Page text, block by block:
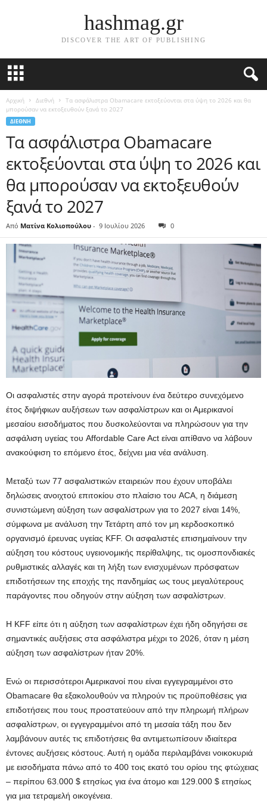
hashmag.gr
DISCOVER THE ART OF PUBLISHING
Αρχική Διεθνή
Τα ασφάλιστρα Obamacare εκτοξεύονται στα ύψη το 2026 και θα
μπορούσαν να εκτοξευθούν ξανά το 2027
ΔΙΕΘΝΉ
Τα ασφάλιστρα Obamacare
εκτοξεύονται στα ύψη το 2026 και
θα μπορούσαν να εκτοξευθούν
ξανά το 2027
Από Ματίνα Κολιοπούλου - 9 Ιουλίου 2026 0
Οι ασφαλιστές στην αγορά προτείνουν ένα δεύτερο συνεχόμενο
έτος διψήφιων αυξήσεων των ασφαλίστρων και οι Αμερικανοί
μεσαίου εισοδήματος που δυσκολεύονται να πληρώσουν για την
ασφάλιση υγείας του Affordable Care Act είναι απίθανο να λάβουν
ανακούφιση το επόμενο έτος, δείχνει μια νέα ανάλυση.
Μεταξύ των 77 ασφαλιστικών εταιρειών που έχουν υποβάλει
δηλώσεις ανοιχτού επιτοκίου στο πλαίσιο του ACA, η διάμεση
συνιστώμενη αύξηση των ασφαλίστρων για το 2027 είναι 14%,
σύμφωνα με ανάλυση την Τετάρτη από τον μη κερδοσκοπικό
οργανισμό έρευνας υγείας KFF. Οι ασφαλιστές επισημαίνουν την
αύξηση του κόστους υγειονομικής περίθαλψης, τις ομοσπονδιακές
ρυθμιστικές αλλαγές και τη λήξη των ενισχυμένων πρόσφατων
επιδοτήσεων της εποχής της πανδημίας ως τους μεγαλύτερους
παράγοντες που οδηγούν στην αύξηση των ασφαλίστρων.
Η KFF είπε ότι η αύξηση των ασφαλίστρων έχει ήδη οδηγήσει σε
σημαντικές αυξήσεις στα ασφάλιστρα μέχρι το 2026, όταν η μέση
αύξηση των ασφαλίστρων ήταν 20%.
Ενώ οι περισσότεροι Αμερικανοί που είναι εγγεγραμμένοι στο
Obamacare θα εξακολουθούν να πληρούν τις προϋποθέσεις για
επιδοτήσεις που τους προστατεύουν από την πληρωμή πλήρων
ασφαλίστρων, οι εγγεγραμμένοι από τη μεσαία τάξη που δεν
λαμβάνουν αυτές τις επιδοτήσεις θα αντιμετωπίσουν ιδιαίτερα
έντονες αυξήσεις κόστους. Αυτή η ομάδα περιλαμβάνει νοικοκυριά
με εισοδήματα πάνω από το 400 τοις εκατό του ορίου της φτώχειας
– περίπου 63.000 $ ετησίως για ένα άτομο και 129.000 $ ετησίως
για μια τετραμελή οικογένεια.